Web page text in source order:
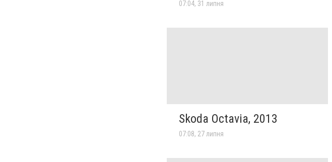
07:04, 31 липня
Skoda Octavia, 2013
07:08, 27 липня